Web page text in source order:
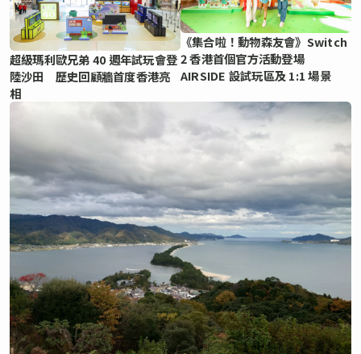
超級瑪利歐兄弟 40 週年試玩會登
陸沙田 歷史回顧牆首度香港亮
相
《集合啦！動物森友會》Switch
2 香港首個官方活動登場
AIRSIDE 設試玩區及 1:1 場景